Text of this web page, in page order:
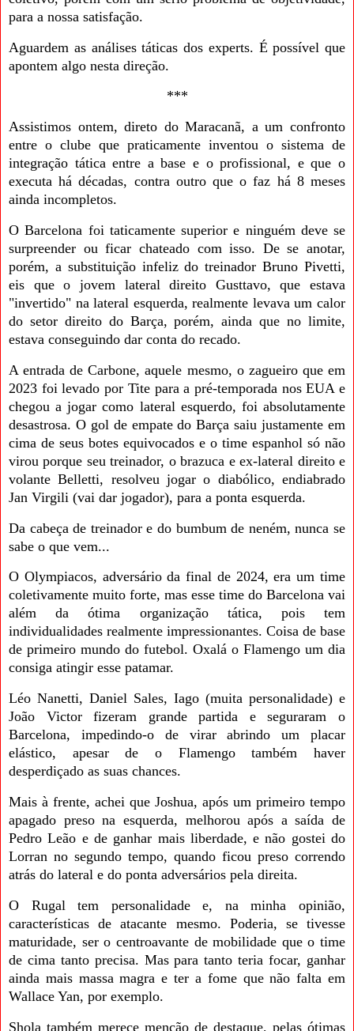
para a nossa satisfação.
Aguardem as análises táticas dos experts. É possível que
apontem algo nesta direção.
***
Assistimos ontem, direto do Maracanã, a um confronto
entre o clube que praticamente inventou o sistema de
integração tática entre a base e o profissional, e que o
executa há décadas, contra outro que o faz há 8 meses
ainda incompletos.
O Barcelona foi taticamente superior e ninguém deve se
surpreender ou ficar chateado com isso. De se anotar,
porém, a substituição infeliz do treinador Bruno Pivetti,
eis que o jovem lateral direito Gusttavo, que estava
"invertido" na lateral esquerda, realmente levava um calor
do setor direito do Barça, porém, ainda que no limite,
estava conseguindo dar conta do recado.
A entrada de Carbone, aquele mesmo, o zagueiro que em
2023 foi levado por Tite para a pré-temporada nos EUA e
chegou a jogar como lateral esquerdo, foi absolutamente
desastrosa. O gol de empate do Barça saiu justamente em
cima de seus botes equivocados e o time espanhol só não
virou porque seu treinador, o brazuca e ex-lateral direito e
volante Belletti, resolveu jogar o diabólico, endiabrado
Jan Virgili (vai dar jogador), para a ponta esquerda.
Da cabeça de treinador e do bumbum de neném, nunca se
sabe o que vem...
O Olympiacos, adversário da final de 2024, era um time
coletivamente muito forte, mas esse time do Barcelona vai
além da ótima organização tática, pois tem
individualidades realmente impressionantes. Coisa de base
de primeiro mundo do futebol. Oxalá o Flamengo um dia
consiga atingir esse patamar.
Léo Nanetti, Daniel Sales, Iago (muita personalidade) e
João Victor fizeram grande partida e seguraram o
Barcelona, impedindo-o de virar abrindo um placar
elástico, apesar de o Flamengo também haver
desperdiçado as suas chances.
Mais à frente, achei que Joshua, após um primeiro tempo
apagado preso na esquerda, melhorou após a saída de
Pedro Leão e de ganhar mais liberdade, e não gostei do
Lorran no segundo tempo, quando ficou preso correndo
atrás do lateral e do ponta adversários pela direita.
O Rugal tem personalidade e, na minha opinião,
características de atacante mesmo. Poderia, se tivesse
maturidade, ser o centroavante de mobilidade que o time
de cima tanto precisa. Mas para tanto teria focar, ganhar
ainda mais massa magra e ter a fome que não falta em
Wallace Yan, por exemplo.
Shola também merece menção de destaque, pelas ótimas